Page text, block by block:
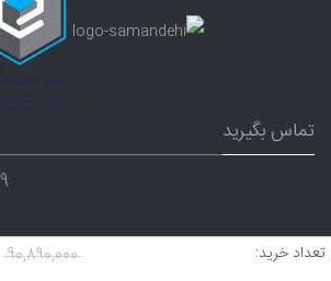
تعداد خرید: 90,890,000
تماس بگیرید
9 صبح الی 23 شب